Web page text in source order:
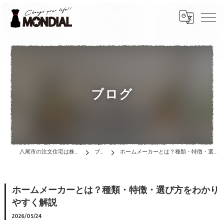
ブログ
八尾市の注文住宅は株式会社MONDIAL ブログ ホームメーカーとは？種類・特徴・選び方をわかりやすく解説
ホームメーカーとは？種類・特徴・選び方をわかり
やすく解説
2026/05/24